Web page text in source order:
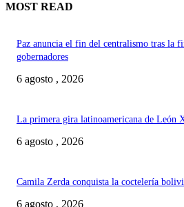
MOST READ
Paz anuncia el fin del centralismo tras la
gobernadores
6 agosto , 2026
La primera gira latinoamericana de León
6 agosto , 2026
Camila Zerda conquista la coctelería
6 agosto , 2026